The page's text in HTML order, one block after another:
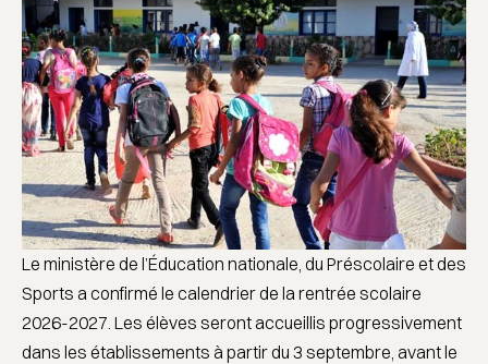
Le ministère de l’Éducation nationale, du Préscolaire et des
Sports a confirmé le calendrier de la rentrée scolaire
2026-2027. Les élèves seront accueillis progressivement
dans les établissements à partir du 3 septembre, avant le